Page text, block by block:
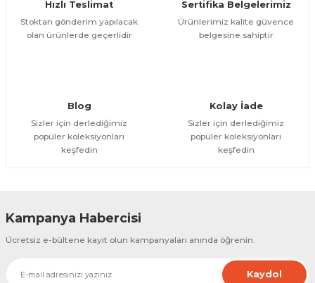
Bu ürüne benzer farklı alternatifler olmalı.
Hızlı Teslimat
Stoktan gönderim yapılacak
olan ürünlerde geçerlidir
Sertifika Belgelerimiz
Ürünlerimiz kalite güvence
belgesine sahiptir
Blog
Sizler için derlediğimiz
popüler koleksiyonları
keşfedin
Kolay İade
Sizler için derlediğimiz
popüler koleksiyonları
keşfedin
Kampanya Habercisi
Ücretsiz e-bültene kayıt olun kampanyaları anında öğrenin.
Kaydol